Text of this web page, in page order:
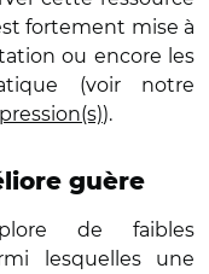
fortement mise à
ou encore les
(voir notre
).
guère
de faibles
lesquelles une